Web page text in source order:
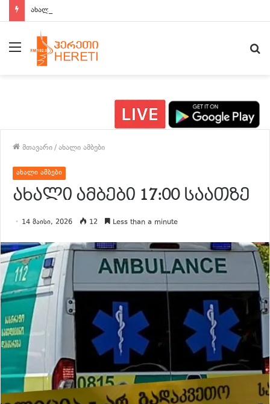
ახალი ამბები 15:00 საათზე
მენიუ
მთავარი/ახალი ამბები
ახალი ამბები
ახალი ამბები 17:00 საათზე
14 მაისი, 2026 12 Less than a minute